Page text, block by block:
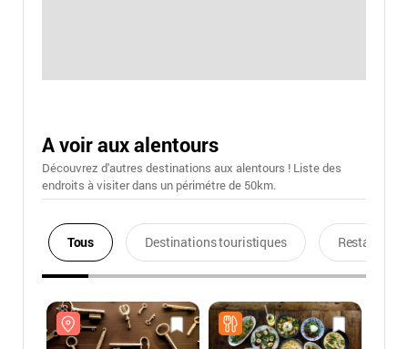
A voir aux alentours
Découvrez d'autres destinations aux alentours ! Liste des
endroits à visiter dans un périmétre de 50km.
Tous Destinations touristiques Restaurants